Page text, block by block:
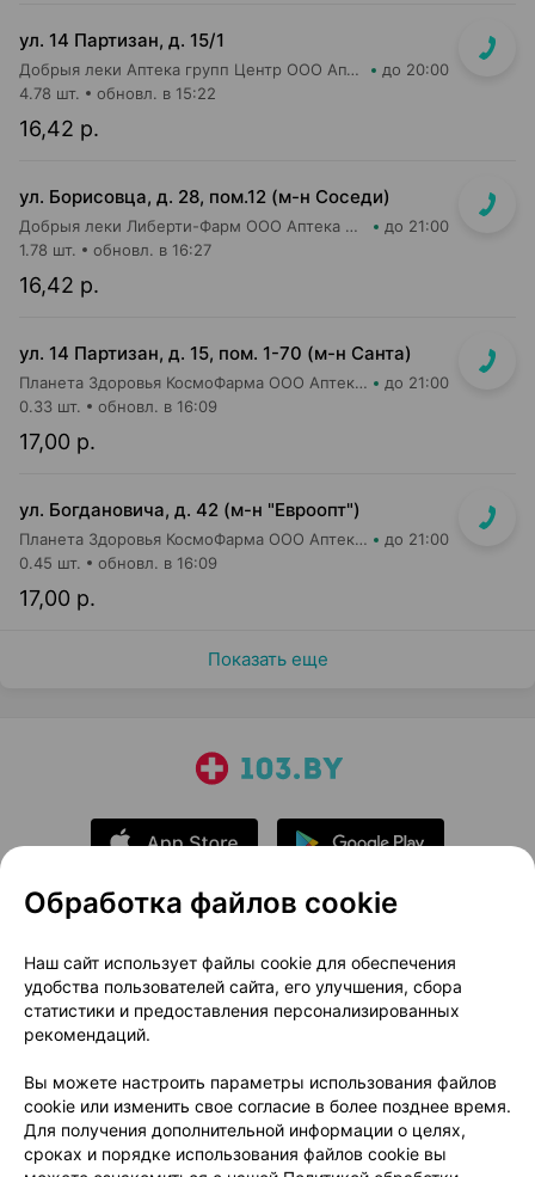
ул. 14 Партизан, д. 15/1
Добрыя леки Аптека групп Центр ООО Аптека №57 до 20:00
16,42 р.
4.78 шт. обновл. в 15:22
ул. Борисовца, д. 28, пом.12 (м-н Соседи)
Добрыя леки Либерти-Фарм ООО Аптека №4 до 21:00
16,42 р.
1.78 шт. обновл. в 16:27
ул. 14 Партизан, д. 15, пом. 1-70 (м-н Санта)
Планета Здоровья КосмоФарма ООО Аптека №35 до 21:00
17,00 р.
0.33 шт. обновл. в 16:09
ул. Богдановича, д. 42 (м-н "Евроопт")
Планета Здоровья КосмоФарма ООО Аптека №1 до 21:00
17,00 р.
0.45 шт. обновл. в 16:09
Показать еще
О проекте
Новости проекта
Размещение рекламы
Медицинский маркетинг
Публичный договор
Доставка
Способы оплаты
Вакансии
Партнеры
Написать руководителю 103.by
Написать в поддержку
Обработка файлов cookie
Наш сайт использует файлы cookie для обеспечения
удобства пользователей сайта, его улучшения, сбора
статистики и предоставления персонализированных
рекомендаций.
Вы можете настроить параметры использования файлов
cookie или изменить свое согласие в более позднее время.
Для получения дополнительной информации о целях,
сроках и порядке использования файлов cookie вы